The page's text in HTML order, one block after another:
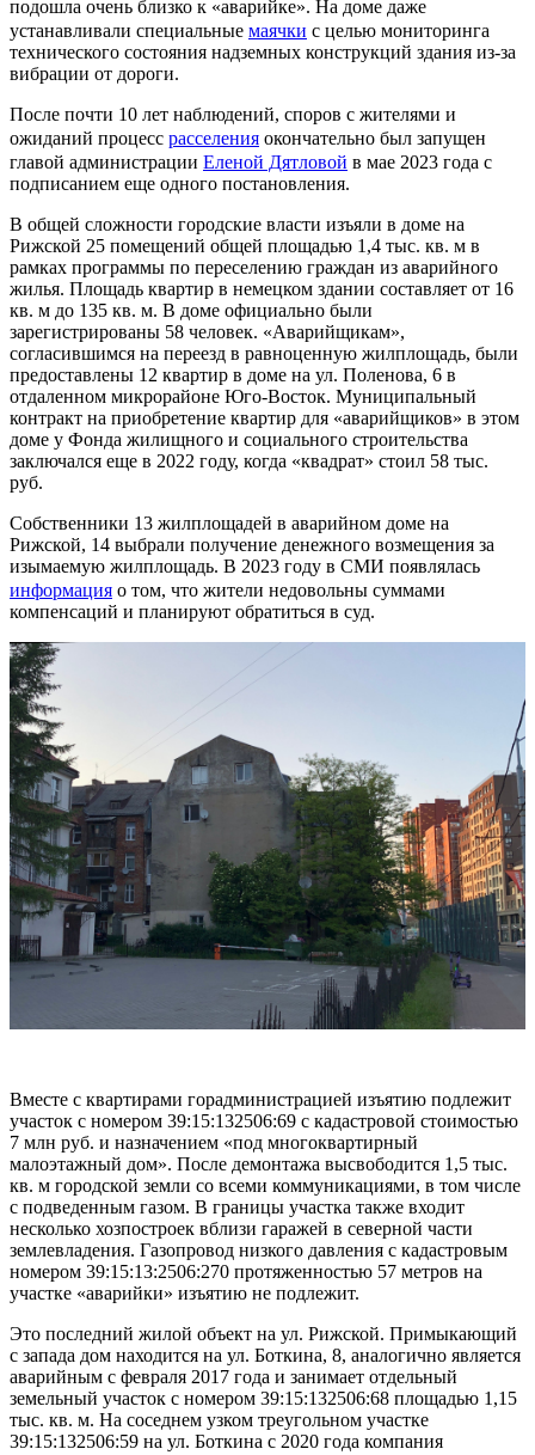
подошла очень близко к «аварийке». На доме даже
устанавливали специальные маячки с целью мониторинга
технического состояния надземных конструкций здания из-за
вибрации от дороги.
После почти 10 лет наблюдений, споров с жителями и
ожиданий процесс расселения окончательно был запущен
главой администрации Еленой Дятловой в мае 2023 года с
подписанием еще одного постановления.
В общей сложности городские власти изъяли в доме на
Рижской 25 помещений общей площадью 1,4 тыс. кв. м в
рамках программы по переселению граждан из аварийного
жилья. Площадь квартир в немецком здании составляет от 16
кв. м до 135 кв. м. В доме официально были
зарегистрированы 58 человек. «Аварийщикам»,
согласившимся на переезд в равноценную жилплощадь, были
предоставлены 12 квартир в доме на ул. Поленова, 6 в
отдаленном микрорайоне Юго-Восток. Муниципальный
контракт на приобретение квартир для «аварийщиков» в этом
доме у Фонда жилищного и социального строительства
заключался еще в 2022 году, когда «квадрат» стоил 58 тыс.
руб.
Собственники 13 жилплощадей в аварийном доме на
Рижской, 14 выбрали получение денежного возмещения за
изымаемую жилплощадь. В 2023 году в СМИ появлялась
информация о том, что жители недовольны суммами
компенсаций и планируют обратиться в суд.
Вместе с квартирами горадминистрацией изъятию подлежит
участок с номером 39:15:132506:69 с кадастровой стоимостью
7 млн руб. и назначением «под многоквартирный
малоэтажный дом». После демонтажа высвободится 1,5 тыс.
кв. м городской земли со всеми коммуникациями, в том числе
с подведенным газом. В границы участка также входит
несколько хозпостроек вблизи гаражей в северной части
землевладения. Газопровод низкого давления с кадастровым
номером 39:15:13:2506:270 протяженностью 57 метров на
участке «аварийки» изъятию не подлежит.
Это последний жилой объект на ул. Рижской. Примыкающий
с запада дом находится на ул. Боткина, 8, аналогично является
аварийным с февраля 2017 года и занимает отдельный
земельный участок с номером 39:15:132506:68 площадью 1,15
тыс. кв. м. На соседнем узком треугольном участке
39:15:132506:59 на ул. Боткина с 2020 года компания